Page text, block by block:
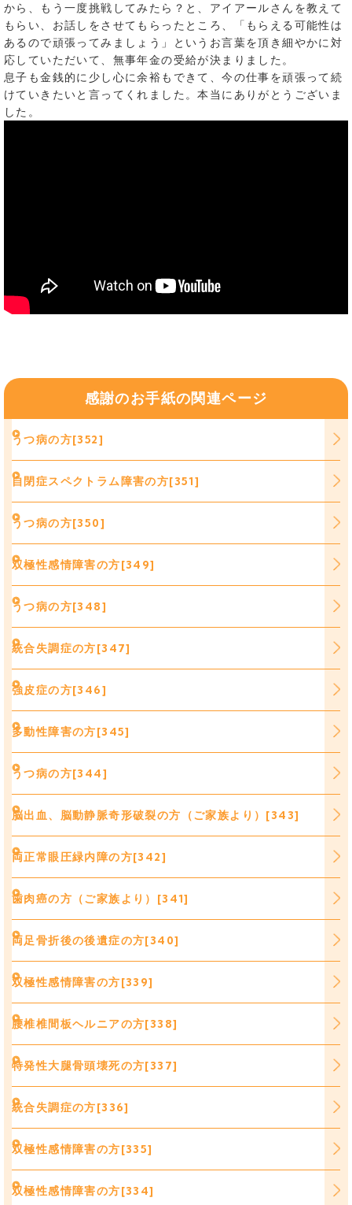
から、もう一度挑戦してみたら？と、アイアールさんを教えて
もらい、お話しをさせてもらったところ、「もらえる可能性は
あるので頑張ってみましょう」というお言葉を頂き細やかに対
応していただいて、無事年金の受給が決まりました。
息子も金銭的に少し心に余裕もできて、今の仕事を頑張って続
けていきたいと言ってくれました。本当にありがとうございま
した。
感謝のお手紙の関連ページ
うつ病の方[352]
自閉症スペクトラム障害の方[351]
うつ病の方[350]
双極性感情障害の方[349]
うつ病の方[348]
統合失調症の方[347]
強皮症の方[346]
多動性障害の方[345]
うつ病の方[344]
脳出血、脳動静脈奇形破裂の方（ご家族より）[343]
両正常眼圧緑内障の方[342]
歯肉癌の方（ご家族より）[341]
両足骨折後の後遺症の方[340]
双極性感情障害の方[339]
腰椎椎間板ヘルニアの方[338]
特発性大腿骨頭壊死の方[337]
統合失調症の方[336]
双極性感情障害の方[335]
双極性感情障害の方[334]